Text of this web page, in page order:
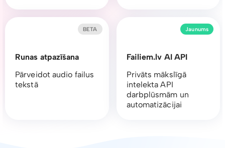
Runas atpazīšana
Pārveidot audio failus
tekstā
BETA
Failiem.lv AI API
Privāts mākslīgā
intelekta API
darbplūsmām un
automatizācijai
Jaunums